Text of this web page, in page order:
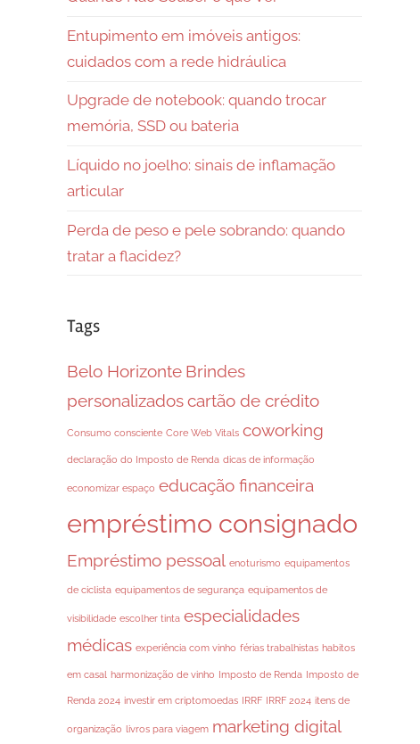
Entupimento em imóveis antigos:
cuidados com a rede hidráulica
Upgrade de notebook: quando trocar
memória, SSD ou bateria
Líquido no joelho: sinais de inflamação
articular
Perda de peso e pele sobrando: quando
tratar a flacidez?
Tags
Belo Horizonte Brindes
personalizadoscartão de crédito
Consumo consciente Core Web Vitals coworking
declaração do Imposto de Renda dicas de informação
economizar espaço educação financeira
empréstimo consignado
Empréstimo pessoal enoturismo equipamentos
de ciclista equipamentos de segurança equipamentos de
visibilidade escolher tinta especialidades
médicas experiência com vinho férias trabalhistas habitos
em casal harmonização de vinho Imposto de Renda Imposto de
Renda 2024 investir em criptomoedas IRRF IRRF 2024 itens de
organização livros para viagem marketing digital